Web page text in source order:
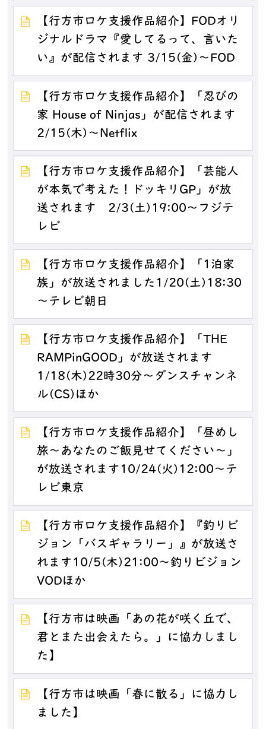
【行方市ロケ支援作品紹介】FODオリ
ジナルドラマ『愛してるって、言いた
い』が配信されます 3/15(金)～FOD
【行方市ロケ支援作品紹介】「忍びの
家 House of Ninjas」が配信されます
2/15(木)～Netflix
【行方市ロケ支援作品紹介】「芸能人
が本気で考えた！ドッキリGP」が放
送されます 2/3(土)19:00～フジテ
レビ
【行方市ロケ支援作品紹介】「1泊家
族」が放送されました1/20(土)18:30
～テレビ朝日
【行方市ロケ支援作品紹介】「THE
RAMPinGOOD」が放送されます
1/18(木)22時30分～ダンスチャンネ
ル(CS)ほか
【行方市ロケ支援作品紹介】「昼めし
旅～あなたのご飯見せてください～」
が放送されます10/24(火)12:00～テ
レビ東京
【行方市ロケ支援作品紹介】『釣りビ
ジョン「バスギャラリー」』が放送さ
れます10/5(木)21:00～釣りビジョン
VODほか
【行方市は映画「あの花が咲く丘で、
君とまた出会えたら。」に協力しまし
た】
【行方市は映画「春に散る」に協力し
ました】